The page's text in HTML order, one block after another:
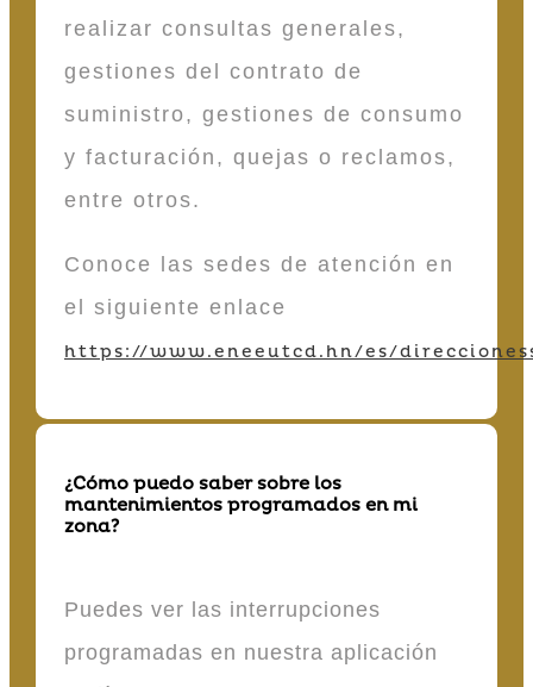
realizar consultas generales,
gestiones del contrato de
suministro, gestiones de consumo
y facturación, quejas o reclamos,
entre otros.
Conoce las sedes de atención en
el siguiente enlace
https://www.eneeutcd.hn/es/
¿Cómo puedo saber sobre los
mantenimientos programados en mi
zona?
Puedes ver las interrupciones
programadas en nuestra aplicación